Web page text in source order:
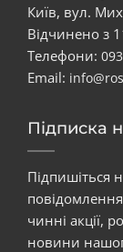
Київ, вул.
Відчинено з
Телефони:
Email:
Підписка
Підпишіться
чинні акції,
новини